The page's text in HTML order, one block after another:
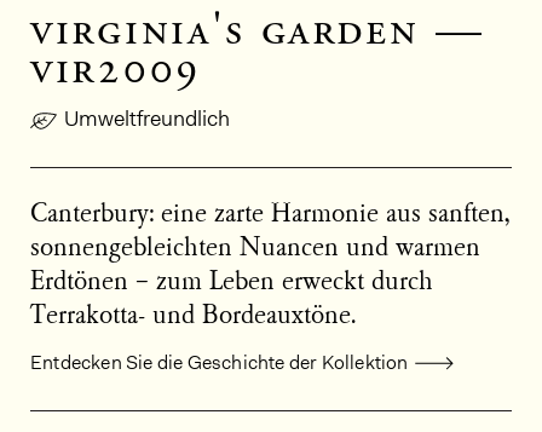
virginia's garden —
vir2009
Umweltfreundlich
Canterbury: eine zarte Harmonie aus sanften,
sonnengebleichten Nuancen und warmen
Erdtönen – zum Leben erweckt durch
Terrakotta- und Bordeauxtöne.
Entdecken Sie die Geschichte der Kollektion